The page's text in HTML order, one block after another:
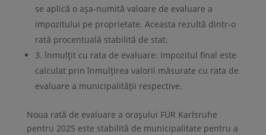
se aplică o așa-numită valoare de evaluare a
impozitului pe proprietate. Aceasta rezultă dintr-o
rată procentuală stabilită de stat.
3. înmulțit cu rata de evaluare: Impozitul final este
calculat prin înmulțirea valorii măsurate cu rata de
evaluare a municipalității respective.
Noua rată de evaluare a orașului FÜR Karlsruhe
pentru 2025 este stabilită de municipalitate pentru a